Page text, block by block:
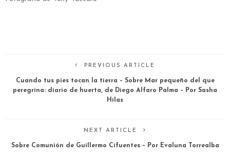
PREVIOUS ARTICLE
Cuando tus pies tocan la tierra – Sobre Mar pequeño del que
peregrina: diario de huerta, de Diego Alfaro Palma – Por Sasha
Hilas
NEXT ARTICLE
Sobre Comunión de Guillermo Cifuentes – Por Evaluna Torrealba